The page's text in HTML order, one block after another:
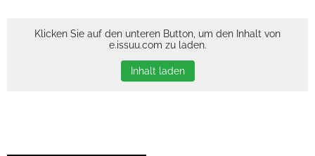
Klicken Sie auf den unteren Button, um den Inhalt von
e.issuu.com zu laden.
Inhalt laden